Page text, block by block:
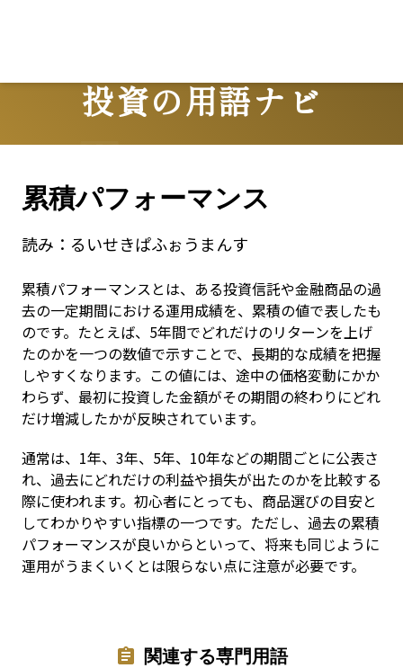
投資の用語ナビ
Terms
累積パフォーマンス
読み： るいせきぱふぉうまんす
累積パフォーマンスとは、ある投資信託や金融商品の過
去の一定期間における運用成績を、累積の値で表したも
のです。たとえば、5年間でどれだけのリターンを上げ
たのかを一つの数値で示すことで、長期的な成績を把握
しやすくなります。この値には、途中の価格変動にかか
わらず、最初に投資した金額がその期間の終わりにどれ
だけ増減したかが反映されています。
通常は、1年、3年、5年、10年などの期間ごとに公表さ
れ、過去にどれだけの利益や損失が出たのかを比較する
際に使われます。初心者にとっても、商品選びの目安と
してわかりやすい指標の一つです。ただし、過去の累積
パフォーマンスが良いからといって、将来も同じように
運用がうまくいくとは限らない点に注意が必要です。
関連する専門用語